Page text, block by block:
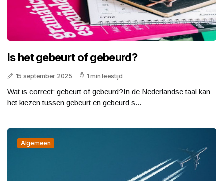
Is het gebeurt of gebeurd?
15 september 2025 1 min leestijd
Wat is correct: gebeurt of gebeurd?In de Nederlandse taal kan
het kiezen tussen gebeurt en gebeurd s...
Algemeen